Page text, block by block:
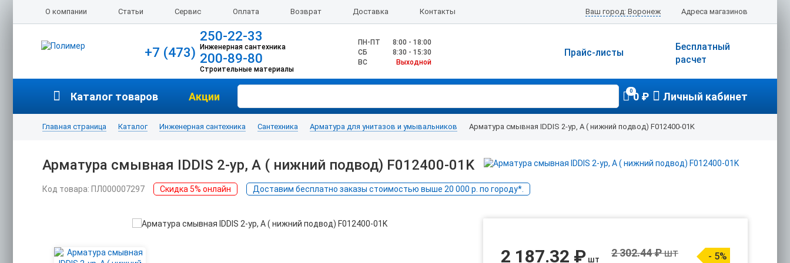
О компании Статьи Сервис Оплата Возврат Доставка Контакты Адреса магазинов
Ваш город: Воронеж
+7 (473)
250-22-33
Инженерная сантехника
200-89-80
Строительные материалы
ПН-ПТ
8:00 - 18:00
CБ
8:30 - 15:30
ВС
Выходной
Бесплатный
расчет
Прайс-листы
Каталог товаров Акции 00 ₽ Личный кабинет
Главная страница Каталог Инженерная сантехника Сантехника Арматура для унитазов и умывальников Арматура смывная IDDIS 2-ур, А ( нижний подвод) F012400-01K
Арматура смывная IDDIS 2-ур, А ( нижний подвод) F012400-01K
Код товара: ПЛ000007297 Скидка 5% онлайн Доставим бесплатно заказы стоимостью выше 20 000 р. по городу*.
2 187.32 ₽ шт
2 302.44 ₽шт - 5%